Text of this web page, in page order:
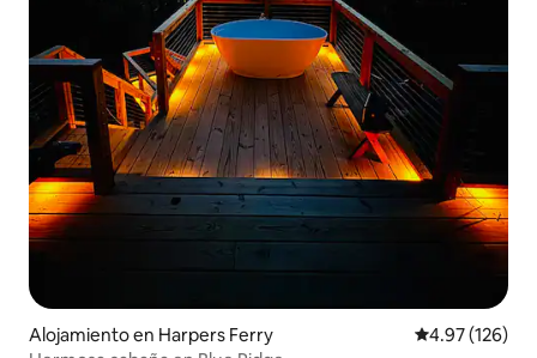
Alojamiento en Harpers Ferry Calificación
4.97 (126)